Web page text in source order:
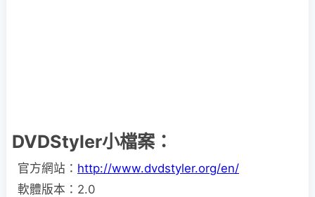
DVDStyler小檔案：
官方網站： http://www.dvdstyler.org/en/
軟體版本：2.0